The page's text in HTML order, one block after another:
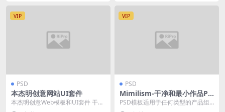
VIP
PSD
本杰明创意网站UI套件
本杰明创意Web模板和UI套件 干净
和创意的作品用户界面工具包与We
VIP
PSD
Mimilism-干净和最小作品PS
D模板
PSD模板适用于任何类型的产品组
合：以及设计师，摄影师，网络代